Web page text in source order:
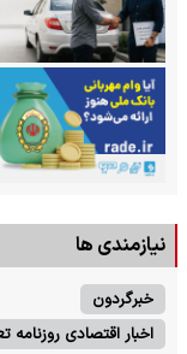
نیازمندی ها
خبرگردون
اخبار اقتصادی روزنامه